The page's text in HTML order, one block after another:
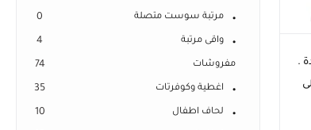
.
مرتبة سوست متصلة 0
واقى مرتبة 4
مفروشات 74
اغطية وكوفرتات 35
لحاف اطفال 10